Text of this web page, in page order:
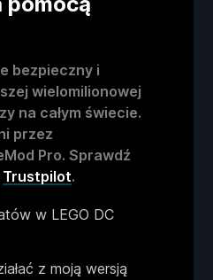
bezpieczny i
wielomilionowej
na całym świecie.
przez
Pro. Sprawdź
Trustpilot.
w LEGO DC
z moją wersją